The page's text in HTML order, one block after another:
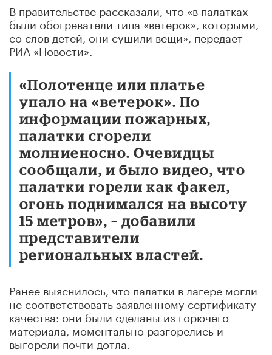
В правительстве рассказали, что «в палатках
были обогреватели типа «ветерок», которыми,
со слов детей, они сушили вещи», передает
РИА «Новости».
«Полотенце или платье
упало на «ветерок». По
информации пожарных,
палатки сгорели
молниеносно. Очевидцы
сообщали, и было видео, что
палатки горели как факел,
огонь поднимался на высоту
15 метров», – добавили
представители
региональных властей.
Ранее выяснилось, что палатки в лагере могли
не соответствовать заявленному сертификату
качества: они были сделаны из горючего
материала, моментально разгорелись и
выгорели почти дотла.